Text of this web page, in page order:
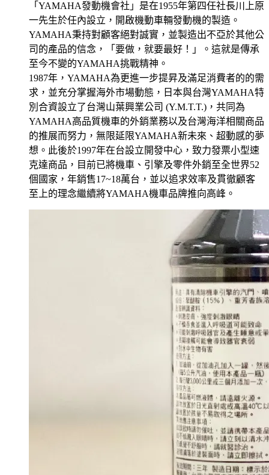
「YAMAHA發動機會社」是在1955年第四任社長川上原
一先生於任內設立，開啟機動車輛發動機的製造。
YAMAHA秉持對顧客絕對誠實，並製造出不亞於其他公
司的產品的信念，「要做，就要最好！」。這就是傳承
至今不變的YAMAHA挑戰精神。
1987年，YAMAHA為更進一步提昇及滿足消費者的的需
求，並充分掌握海外市場動態，日本與台灣YAMAHA特
別合資設立了台灣山葉興業公司 (Y.M.T.T.)，共同為
YAMAHA高品質機車的外銷業務以及台灣海洋相關商品
的推展而努力，無限延限YAMAHA新未來、超動感的夢
想。此後於1997年在台設立開發中心，致力發票小型速
克達商品，目前已將機車、引擎及零件外銷至全世界52
個國家，年銷售17~18萬台，並以追求效率及貫徹顧客
至上的理念繼續將YAMAHA機車品牌推向高峰。